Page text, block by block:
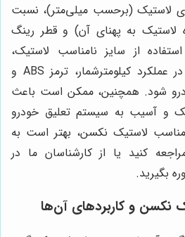
لاستیک (برحسب میلی‌متر)، نسبت
لاستیک به پهنای آن) و قطر رینگ
از سایز نامناسب لاستیک،
می‌تواند منجر به اختلال در عملکرد کیلومترشمار، ترمز ABS و
شود. همچنین، ممکن است باعث
و آسیب به سیستم تعلیق خودرو
لاستیک نکسن، بهتر است به
کنید یا از کارشناسان ما در
بگیرید.
نکسن و کاربردهای آن‌ها